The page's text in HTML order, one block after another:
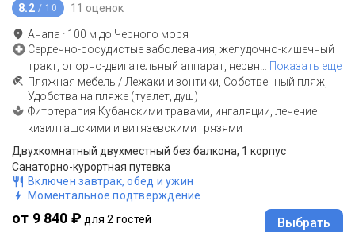
8.2 / 10 11 оценок
Анапа · 100 м до Черного моря
Сердечно-сосудистые заболевания, желудочно-кишечный
тракт, опорно-двигательный аппарат, нервн
Показать еще
Пляжная мебель / Лежаки и зонтики, Собственный пляж,
Удобства на пляже (туалет, душ)
Фитотерапия Кубанскими травами, ингаляции, лечение
кизилташскими и витязевскими грязями
Двухкомнатный двухместный без балкона, 1 корпус
Санаторно-курортная путевка
Включен завтрак, обед и ужин
Моментальное подтверждение
от 9 840 ₽ для 2 гостей Выбрать